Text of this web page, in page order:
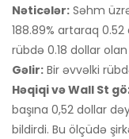
Nəticələr: Səhm
188.89% artaraq
rübdə 0.18 dollar olan
Gəlir: Bir əvvəlki
Həqiqi və Wall St
başına 0,52 dollar
bildirdi. Bu ölçüdə